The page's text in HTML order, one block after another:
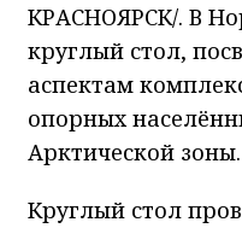
КРАСНОЯРСК/. В
круглый стол,
аспектам
опорных
Арктической зоны.
Круглый стол